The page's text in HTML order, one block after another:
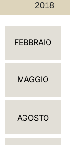
2018
FEBBRAIO
MAGGIO
AGOSTO